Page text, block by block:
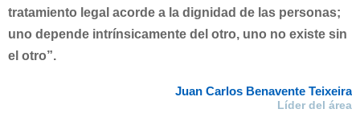
tratamiento legal acorde a la dignidad de las personas;
uno depende intrínsicamente del otro, uno no existe sin
el otro”.
Juan Carlos Benavente Teixeira
Líder del área